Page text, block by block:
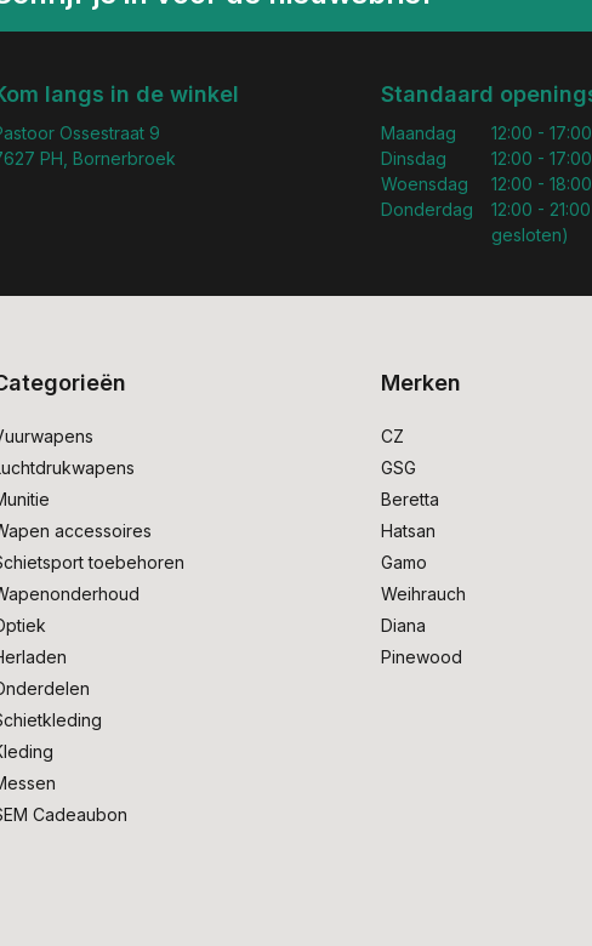
langs in de winkel
Ossestraat 9
PH, Bornerbroek
Standaard
Maandag
Dinsdag
Woensdag
Donderdag
12:00 - 17:00
12:00 - 17:00
12:00 - 18:00
12:00 -
gesloten)
accessoires
toebehoren
Cadeaubon
Merken
CZ
GSG
Beretta
Hatsan
Gamo
Weihrauch
Diana
Pinewood